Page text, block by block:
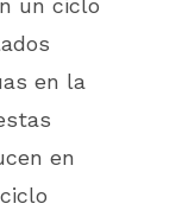
un ciclo
en la
en